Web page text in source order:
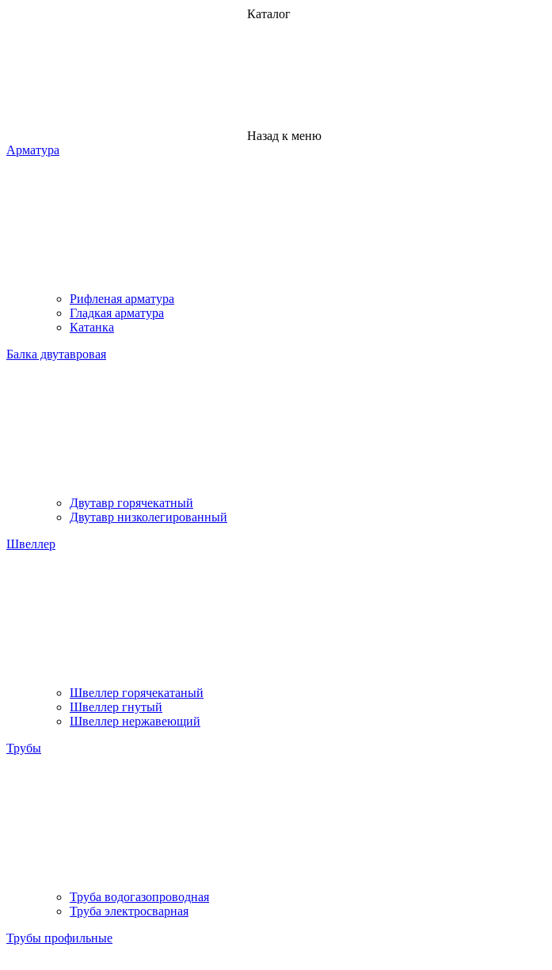
Каталог
Назад к меню
Арматура
Рифленая арматура
Гладкая арматура
Катанка
Балка двутавровая
Двутавр горячекатный
Двутавр низколегированный
Швеллер
Швеллер горячекатаный
Швеллер гнутый
Швеллер нержавеющий
Трубы
Труба водогазопроводная
Труба электросварная
Трубы профильные